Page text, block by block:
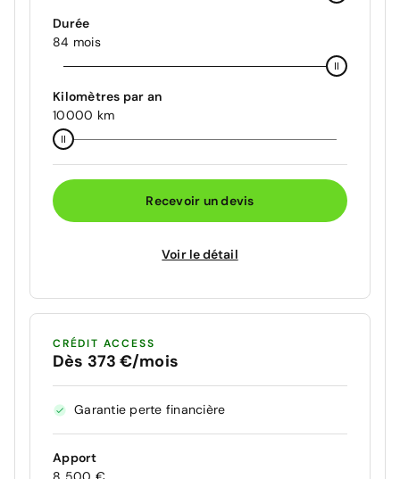
Durée
84 mois
Kilomètres par an
10000 km
Recevoir un devis
Voir le détail
CRÉDIT ACCESS
Dès 373 €/mois
Garantie perte financière
Apport